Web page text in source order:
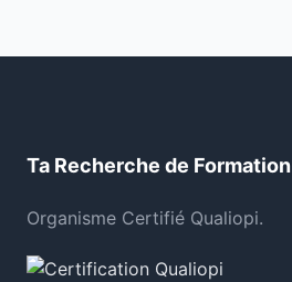
Ta Recherche de Formation
Organisme Certifié Qualiopi.